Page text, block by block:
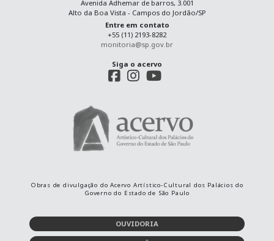
Avenida Adhemar de barros, 3.001
Alto da Boa Vista - Campos do Jordão/SP
Entre em contato
+55 (11) 2193-8282
monitoria@sp.gov.br
Siga o acervo
Obras de divulgação do Acervo Artístico-Cultural dos Palácios do
Governo do Estado de São Paulo
OUVIDORIA